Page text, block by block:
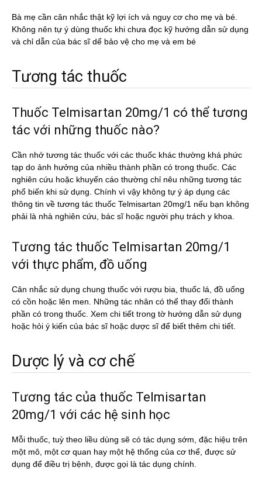
Bà mẹ cần cân nhắc thật kỹ lợi ích và nguy cơ cho mẹ và bé.
Không nên tự ý dùng thuốc khi chưa đọc kỹ hướng dẫn sử dụng
và chỉ dẫn của bác sĩ dể bảo vệ cho mẹ và em bé
Tương tác thuốc
Thuốc Telmisartan 20mg/1 có thể tương
tác với những thuốc nào?
Cần nhớ tương tác thuốc với các thuốc khác thường khá phức
tạp do ảnh hưởng của nhiều thành phần có trong thuốc. Các
nghiên cứu hoặc khuyến cáo thường chỉ nêu những tương tác
phổ biến khi sử dụng. Chính vì vậy không tự ý áp dụng các
thông tin về tương tác thuốc Telmisartan 20mg/1 nếu bạn không
phải là nhà nghiên cứu, bác sĩ hoặc người phụ trách y khoa.
Tương tác thuốc Telmisartan 20mg/1
với thực phẩm, đồ uống
Cân nhắc sử dụng chung thuốc với rượu bia, thuốc lá, đồ uống
có cồn hoặc lên men. Những tác nhân có thể thay đổi thành
phần có trong thuốc. Xem chi tiết trong tờ hướng dẫn sử dụng
hoặc hỏi ý kiến của bác sĩ hoặc dược sĩ để biết thêm chi tiết.
Dược lý và cơ chế
Tương tác của thuốc Telmisartan
20mg/1 với các hệ sinh học
Mỗi thuốc, tuỳ theo liều dùng sẽ có tác dụng sớm, đặc hiệu trên
một mô, một cơ quan hay một hệ thống của cơ thể, được sử
dụng để điều trị bệnh, được gọi là tác dụng chính.